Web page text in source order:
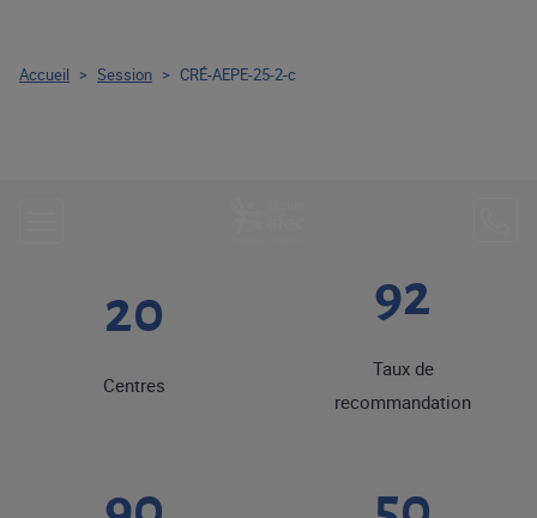
20
Centres
92
Taux de
recommandation
Accueil > Session > CRÉ-AEPE-25-2-c